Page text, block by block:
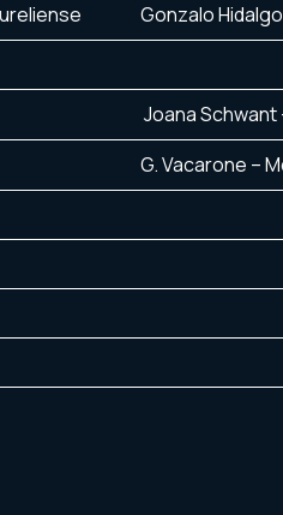
Gonzalo
Joana Schwant
G. Vacarone –